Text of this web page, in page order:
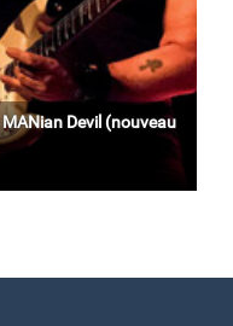
Devil (nouveau